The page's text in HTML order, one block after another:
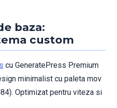
baza:
custom
cu GeneratePress Premium
minimalist cu paleta mov
Optimizat pentru viteza si